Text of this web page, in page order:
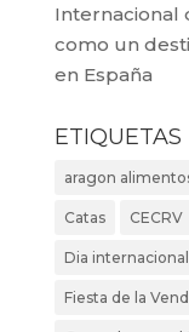
Internacional
como un
en España
ETIQUETAS
aragon
Catas CECRV
Dia
Fiesta de la